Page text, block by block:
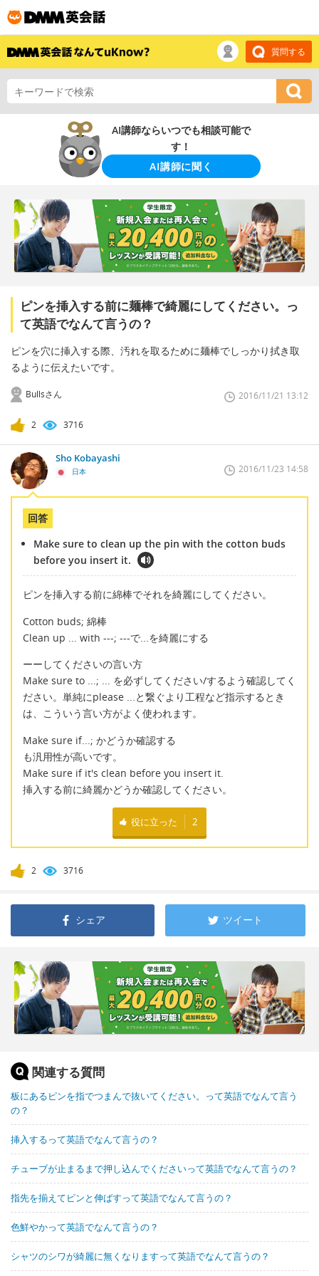
質問する
AI講師ならいつでも相談可能で
す！
AI講師に聞く
ピンを挿入する前に麺棒で綺麗にしてください。っ
て英語でなんて言うの？
ピンを穴に挿入する際、汚れを取るために麺棒でしっかり拭き取
るように伝えたいです。
Bullsさん 2016/11/21 13:12
2 3716
Sho Kobayashi
日本 2016/11/23 14:58
回答
Make sure to clean up the pin with the cotton buds
before you insert it.
ピンを挿入する前に綿棒でそれを綺麗にしてください。
Cotton buds; 綿棒
Clean up ... with ---; ---で...を綺麗にする
ーーしてくださいの言い方
Make sure to ...; ... を必ずしてください/するよう確認してく
ださい。単純にplease ...と繋ぐより工程など指示するとき
は、こういう言い方がよく使われます。
Make sure if...; かどうか確認する
も汎用性が高いです。
Make sure if it's clean before you insert it.
挿入する前に綺麗かどうか確認してください。
役に立った 2
2 3716
シェア ツイート
関連する質問
板にあるピンを指でつまんで抜いてください。って英語でなんて言う
の？
挿入するって英語でなんて言うの？
チューブが止まるまで押し込んでくださいって英語でなんて言うの？
指先を揃えてピンと伸ばすって英語でなんて言うの？
色鮮やかって英語でなんて言うの？
シャツのシワが綺麗に無くなりますって英語でなんて言うの？